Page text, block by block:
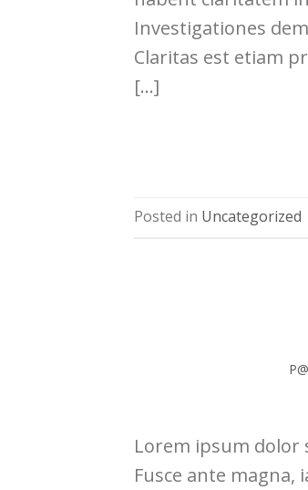
Investigationes
Claritas est etiam
[…]
Posted in Uncategorized
Lorem ipsum dolor
Fusce ante